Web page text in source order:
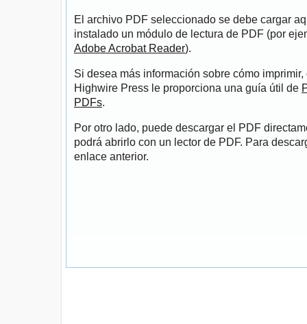
El archivo PDF seleccionado se debe cargar
instalado un módulo de lectura de PDF (por
Adobe Acrobat Reader).
Si desea más información sobre cómo
Highwire Press le proporciona una guía útil de
PDFs.
Por otro lado, puede descargar el PDF
podrá abrirlo con un lector de PDF. Para
enlace anterior.